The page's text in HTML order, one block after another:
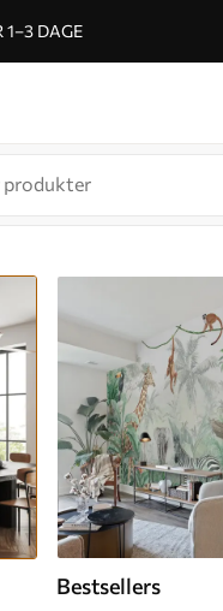
1–3 DAGE
Bestsellers